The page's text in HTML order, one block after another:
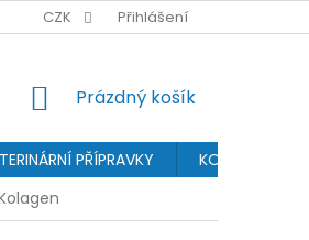
PROVIZNÍ SYSTÉM OCHRANA
CZK Přihlášení
NÁKUPNÍ
Prázdný košík
PŘÍPRAVKY
KOSMETIKA